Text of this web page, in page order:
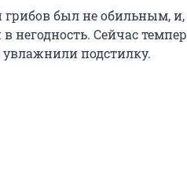
грибов был не обильным, и,
негодность. Сейчас
подстилку.